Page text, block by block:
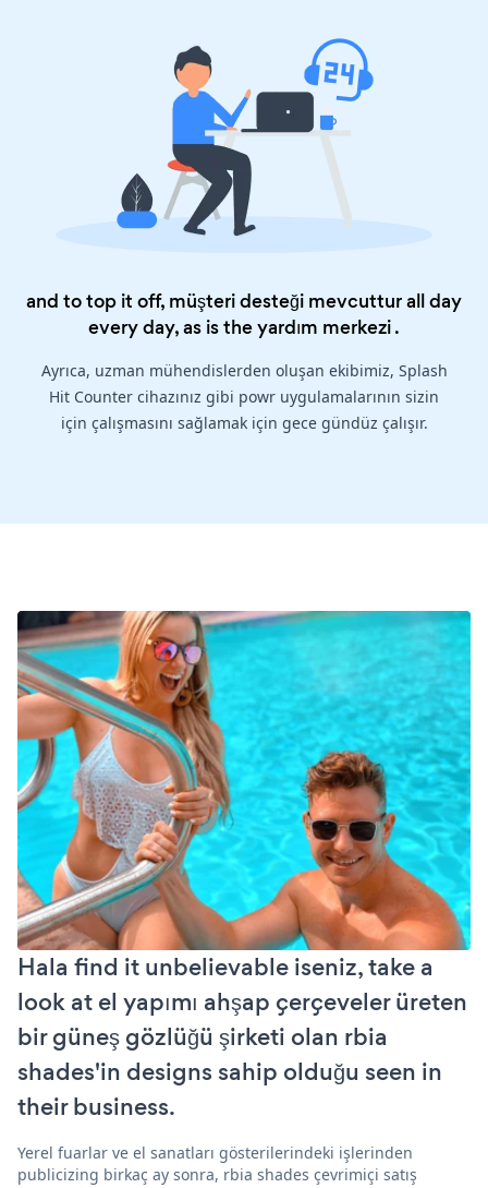
and to top it off, müşteri desteği mevcuttur all day
every day, as is theyardım merkezi.
Ayrıca, uzman mühendislerden oluşan ekibimiz, Splash
Hit Counter cihazınız gibi powr uygulamalarının sizin
için çalışmasını sağlamak için gece gündüz çalışır.
Hala find it unbelievable iseniz, take a
look at el yapımı ahşap çerçeveler üreten
bir güneş gözlüğü şirketi olan rbia
shades'in designs sahip olduğu seen in
their business.
Yerel fuarlar ve el sanatları gösterilerindeki işlerinden
publicizing birkaç ay sonra, rbia shades çevrimiçi satış